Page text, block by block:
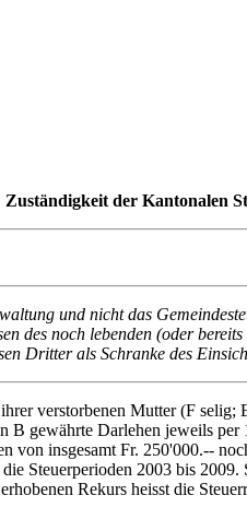
der Kantonalen
und nicht das
des noch lebenden (oder
Dritter als Schranke des
verstorbenen Mutter (F
gewährte Darlehen jeweils
von insgesamt Fr. 250'000.--
Steuerperioden 2003 bis
Rekurs heisst die